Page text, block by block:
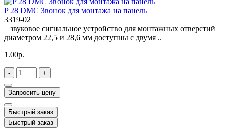
P 28 DMC Звонок для монтажа на панель
3319-02
звуковое сигнальное устройство для монтажных отверстий
диаметром 22,5 и 28,6 мм доступны с двумя ..
1.00р.
- +
Запросить цену
Быстрый заказ
Быстрый заказ